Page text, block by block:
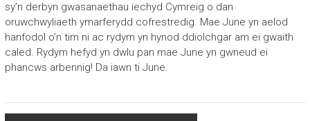
sy’n derbyn gwasanaethau iechyd Cymreig o dan
oruwchwyliaeth ymarferydd cofrestredig. Mae June yn aelod
hanfodol o’n tim ni ac rydym yn hynod ddiolchgar am ei gwaith
caled. Rydym hefyd yn dwlu pan mae June yn gwneud ei
phancws arbennig! Da iawn ti June.